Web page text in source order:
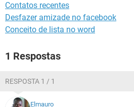
Contatos recentes
Desfazer amizade no facebook
Conceito de lista no word
1 Respostas
RESPOSTA 1 / 1
Elmauro